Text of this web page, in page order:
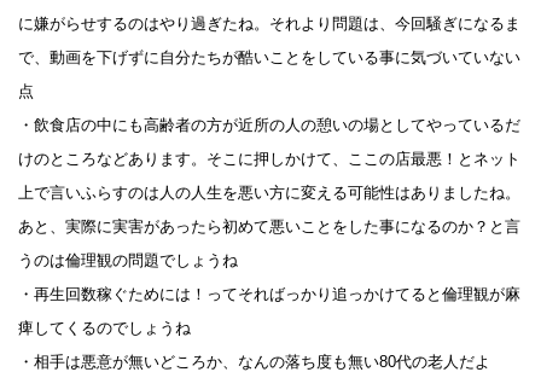
に嫌がらせするのはやり過ぎたね。それより問題は、今回騒ぎになるま
で、動画を下げずに自分たちが酷いことをしている事に気づいていない
点
・飲食店の中にも高齢者の方が近所の人の憩いの場としてやっているだ
けのところなどあります。そこに押しかけて、ここの店最悪！とネット
上で言いふらすのは人の人生を悪い方に変える可能性はありましたね。
あと、実際に実害があったら初めて悪いことをした事になるのか？と言
うのは倫理観の問題でしょうね
・再生回数稼ぐためには！ってそればっかり追っかけてると倫理観が麻
痺してくるのでしょうね
・相手は悪意が無いどころか、なんの落ち度も無い80代の老人だよ